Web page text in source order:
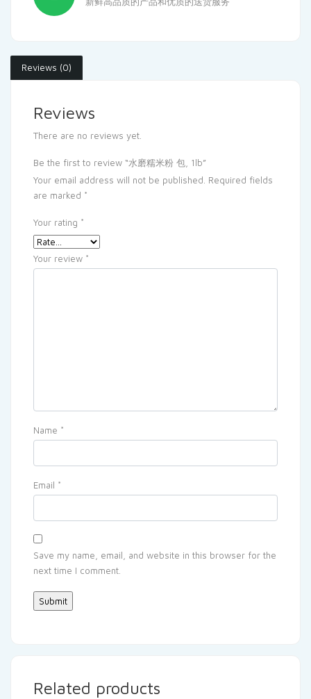
Reviews (0)
Reviews
There are no reviews yet.
Be the first to review “水磨糯米粉 包, 1lb”
Your email address will not be published. Required fields
are marked *
Your rating *
Your review *
Name *
Email *
Save my name, email, and website in this browser for the
next time I comment.
Related products